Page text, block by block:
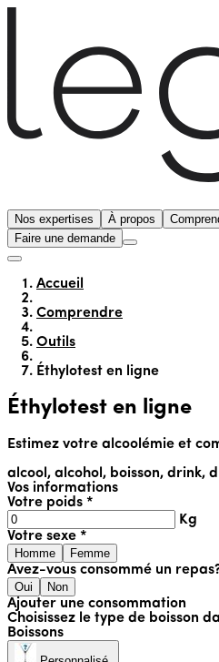
Nos expertises À propos
Faire une demande
Accueil
Comprendre
Outils
Éthylotest en ligne
Éthylotest en ligne
Estimez votre alcoolémie et
alcool, alcohol, boisson, drink,
Vos informations
Votre poids *
Kg
Votre sexe *
Homme Femme
Avez-vous consommé un
Oui Non
Ajouter une consommation
Choisissez le type de boisson
Boissons